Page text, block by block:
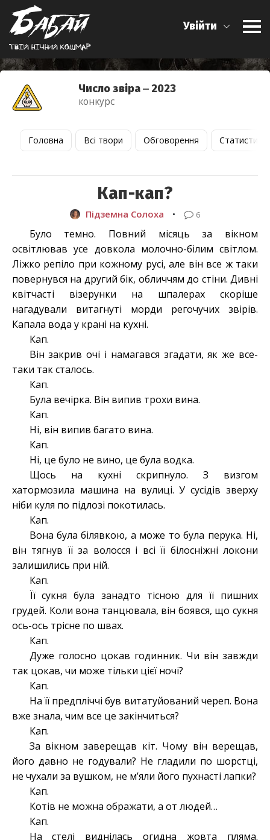
Твiй нiчний кошмар
Увійти
Число звіра ‒ 2023
конкурс
Головна Всі твори Обговорення Статистика
Кап-кап?
Підземна Солоха • 6
Було темно. Повний місяць за вікном
освітлював усе довкола молочно-білим світлом.
Ліжко репіло при кожному русі, але він все ж таки
повернувся на другий бік, обличчям до стіни. Дивні
квітчасті візерунки на шпалерах скоріше
нагадували витагнуті морди регочучих звірів.
Капала вода у крані на кухні.
Кап.
Він закрив очі і намагався згадати, як же все-
таки так сталось.
Кап.
Була вечірка. Він випив трохи вина.
Кап.
Ні, він випив багато вина.
Кап.
Ні, це було не вино, це була водка.
Щось на кухні скрипнуло. З визгом
хатормозила машина на вулиці. У сусідів зверху
ніби куля по підлозі покотилась.
Кап.
Вона була білявкою, а може то була перука. Ні,
він тягнув її за волосся і всі її білосніжні локони
залишились при ній.
Кап.
Її сукня була занадто тісною для її пишних
грудей. Коли вона танцювала, він боявся, що сукня
ось-ось трісне по швах.
Кап.
Дуже голосно цокав годинник. Чи він завжди
так цокав, чи може тільки цієї ночі?
Кап.
На її предпліччі був витатуйований череп. Вона
вже знала, чим все це закінчиться?
Кап.
За вікном заверещав кіт. Чому він верещав,
його давно не годували? Не гладили по шорстці,
не чухали за вушком, не м’яли його пухнасті лапки?
Кап.
Котів не можна ображати, а от людей…
Кап.
На стелі виднілась огидна жовта пляма.